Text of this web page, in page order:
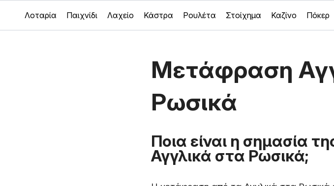
Λοταρία Παιχνίδι Λαχείο Κάστρα Ρουλέτα Στοίχημα Καζίνο Πόκερ
Μετάφραση
Ρωσικά
Ποια είναι η σημασία
Αγγλικά στα Ρωσικά;